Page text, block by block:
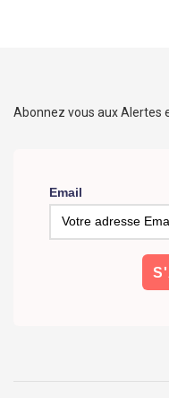
Abonnez vous aux Alertes
Email